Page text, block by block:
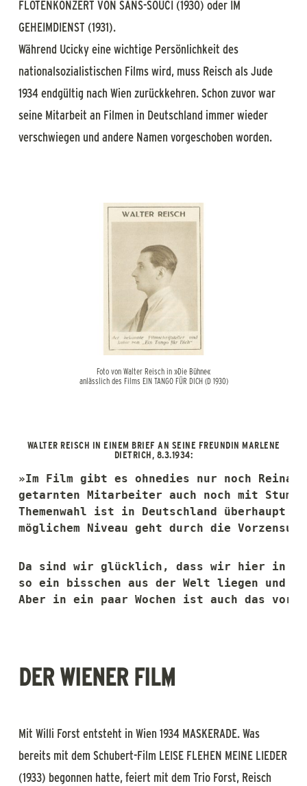
FLÖTENKONZERT VON SANS-SOUCI (1930) oder IM
GEHEIMDIENST (1931).
Während Ucicky eine wichtige Persönlichkeit des
nationalsozialistischen Films wird, muss Reisch als Jude
1934 endgültig nach Wien zurückkehren. Schon zuvor war
seine Mitarbeit an Filmen in Deutschland immer wieder
verschwiegen und andere Namen vorgeschoben worden.
Foto von Walter Reisch in »Die Bühne«
anlässlich des Films EIN TANGO FÜR DICH (D 1930)
WALTER REISCH IN EINEM BRIEF AN SEINE FREUNDIN MARLENE
DIETRICH, 8.3.1934:
»Im Film gibt es ohnedies nur noch
getarnten Mitarbeiter auch noch mit
Themenwahl ist in Deutschland überhaupt
möglichem Niveau geht durch die
Da sind wir glücklich, dass wir hier in
so ein bisschen aus der Welt liegen und in
Aber in ein paar Wochen ist auch das
DER WIENER FILM
Mit Willi Forst entsteht in Wien 1934 MASKERADE. Was
bereits mit dem Schubert-Film LEISE FLEHEN MEINE LIEDER
(1933) begonnen hatte, feiert mit dem Trio Forst, Reisch